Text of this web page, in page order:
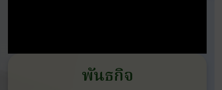
พันธกิจ